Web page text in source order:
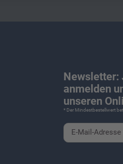
Newsletter:
anmelden
unseren
* Der Mindestbestellwert